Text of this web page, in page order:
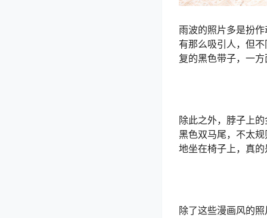
雨波的照片多是扮
有那么吸引人，但
复的黑色带子，一
除此之外，脖子上
黑色双马尾，不太
地坐在椅子上，真
除了这些漫画风的